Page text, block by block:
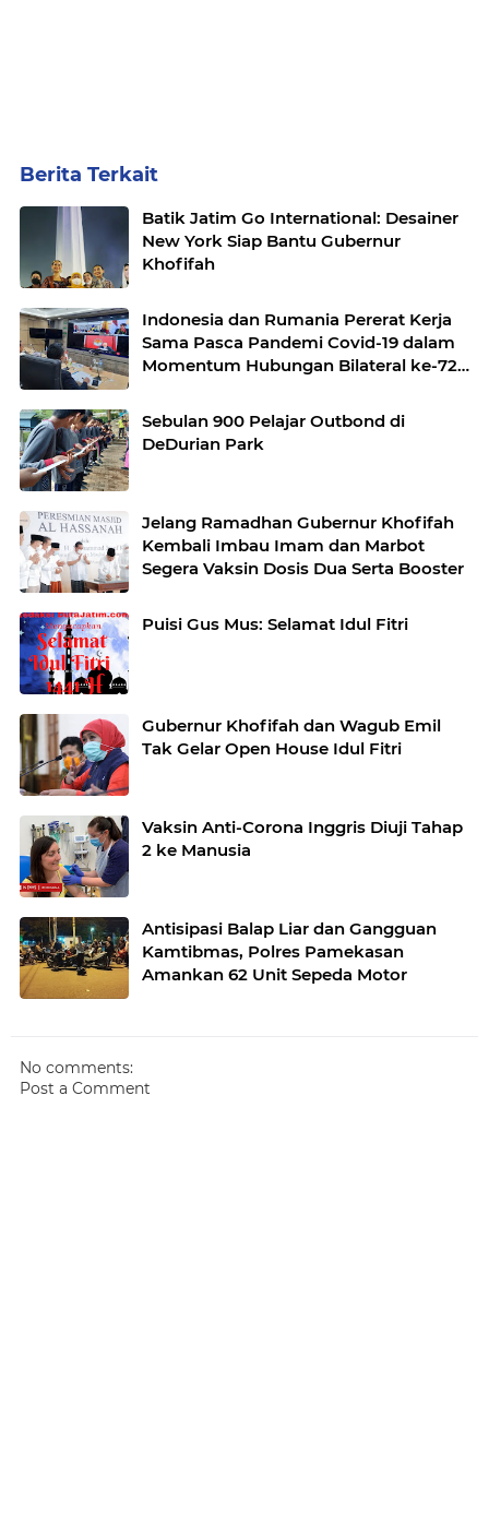
Berita Terkait
Batik Jatim Go International: Desainer
New York Siap Bantu Gubernur
Khofifah
Indonesia dan Rumania Pererat Kerja
Sama Pasca Pandemi Covid-19 dalam
Momentum Hubungan Bilateral ke-72
Sebulan 900 Pelajar Outbond di
DeDurian Park
Jelang Ramadhan Gubernur Khofifah
Kembali Imbau Imam dan Marbot
Segera Vaksin Dosis Dua Serta Booster
Puisi Gus Mus: Selamat Idul Fitri
Gubernur Khofifah dan Wagub Emil
Tak Gelar Open House Idul Fitri
Vaksin Anti-Corona Inggris Diuji Tahap
2 ke Manusia
Antisipasi Balap Liar dan Gangguan
Kamtibmas, Polres Pamekasan
Amankan 62 Unit Sepeda Motor
No comments:
Post a Comment